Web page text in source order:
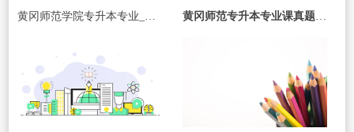
黄冈师范专升本专业课真题_黄冈师范专升本试卷